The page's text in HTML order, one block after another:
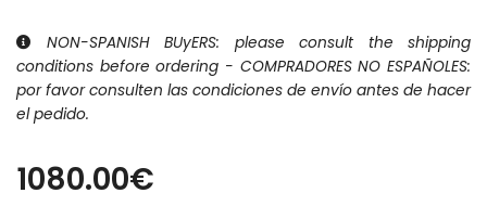
NON-SPANISH BUyERS: please consult the shipping
conditions before ordering - COMPRADORES NO ESPAÑOLES:
por favor consulten las condiciones de envío antes de hacer
el pedido.
1080.00€